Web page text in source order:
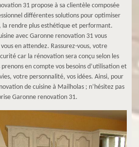
31 propose à sa clientèle composée
différentes solutions pour optimiser
la rendre plus esthétique et performant.
avec Garonne renovation 31 vous
en attendez. Rassurez-vous, votre
car la rénovation sera conçu selon les
en compte vos besoins d’utilisation et
votre personnalité, vos idées. Ainsi, pour
de cuisine à Mailholas ; n’hésitez pas
Garonne renovation 31.